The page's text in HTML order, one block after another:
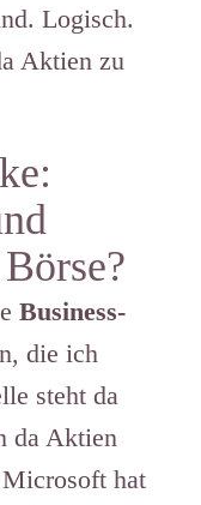
Logisch.
Aktien zu
Business-
die ich
steht da
da Aktien
hat